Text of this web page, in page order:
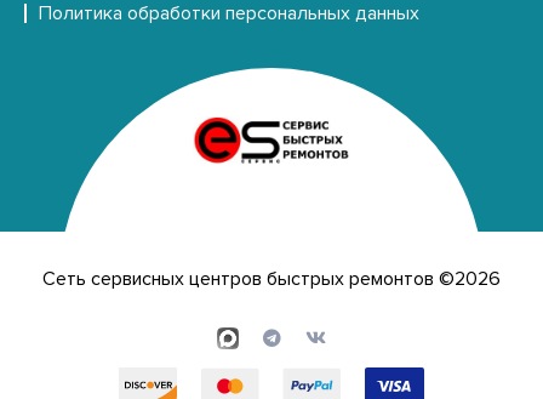
Политика обработки персональных данных
Сеть сервисных центров быстрых ремонтов ©2026